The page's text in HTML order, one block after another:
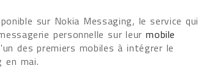
sur Nokia Messaging, le service qui
personnelle sur leurmobile
des premiers mobiles à intégrer le
en mai.